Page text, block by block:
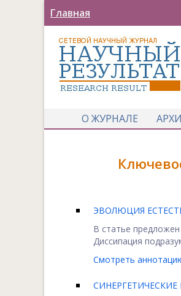
Главная
О ЖУРНАЛЕ
ЭВОЛЮЦИЯ
В статье
Диссипация
Смотреть